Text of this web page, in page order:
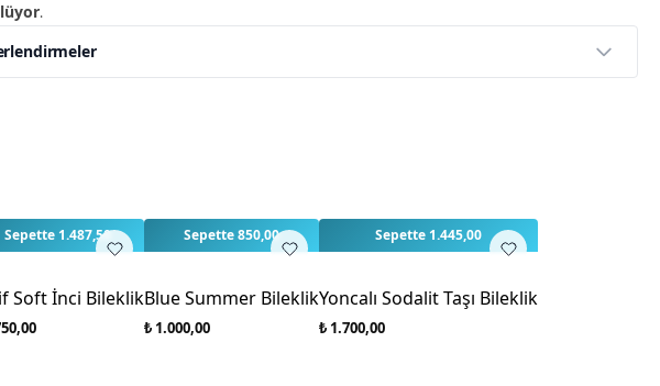
.
ürün için henüz değerlendirme yapılmamış. İlk yorumu siz yapın!
Sepette 1.487,50
Soft İnci Bileklik
Sepette 850,00
Blue Summer Bileklik
₺ 1.000,00
Sepette 1.445,00
Yoncalı Sodalit Taşı Bileklik
₺ 1.700,00